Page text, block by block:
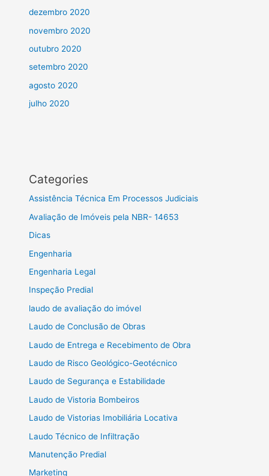
dezembro 2020
novembro 2020
outubro 2020
setembro 2020
agosto 2020
julho 2020
Categories
Assistência Técnica Em Processos Judiciais
Avaliação de Imóveis pela NBR- 14653
Dicas
Engenharia
Engenharia Legal
Inspeção Predial
laudo de avaliação do imóvel
Laudo de Conclusão de Obras
Laudo de Entrega e Recebimento de Obra
Laudo de Risco Geológico-Geotécnico
Laudo de Segurança e Estabilidade
Laudo de Vistoria Bombeiros
Laudo de Vistorias Imobiliária Locativa
Laudo Técnico de Infiltração
Manutenção Predial
Marketing